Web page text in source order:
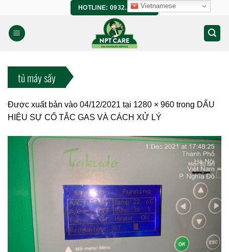
nội
dung
HOTLINE: 0932.266.458
tủ máy sấy
Được xuất bản vào 04/12/2021 tại 1280 × 960 trong DẤU
HIỆU SỰ CỐ TẮC GAS VÀ CÁCH XỬ LÝ
Vietnamese